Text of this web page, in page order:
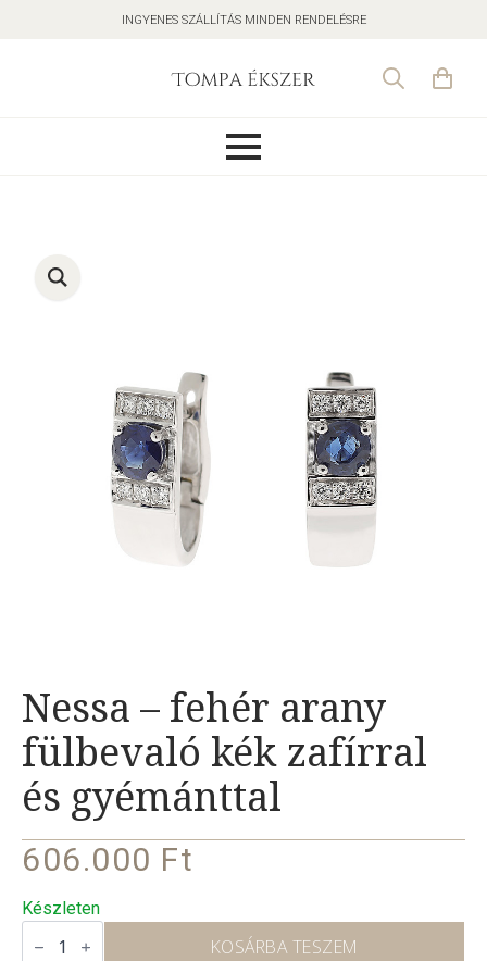
INGYENES SZÁLLÍTÁS MINDEN RENDELÉSRE
Nessa – fehér arany
fülbevaló kék zafírral
és gyémánttal
606.000 Ft
Készleten
Nessa
KOSÁRBA TESZEM